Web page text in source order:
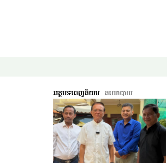
អត្ថបទពេញនិយម នយោបាយ